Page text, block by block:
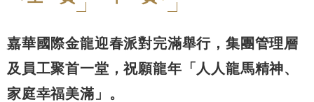
嘉華國際金龍迎春派對完滿舉行，集團管理層
及員工聚首一堂，祝願龍年「人人龍馬精神、
家庭幸福美滿」。